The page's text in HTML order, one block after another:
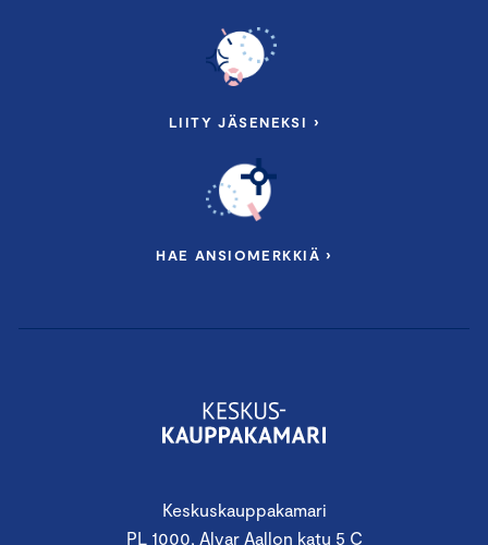
Keskuskauppakamari
PL 1000, Alvar Aallon katu 5 C
LIITY JÄSENEKSI ›
HAE ANSIOMERKKIÄ ›